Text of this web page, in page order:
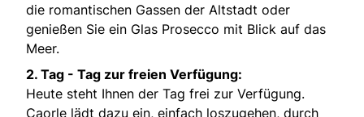
die romantischen Gassen der Altstadt oder
genießen Sie ein Glas Prosecco mit Blick auf das
Meer.
2. Tag - Tag zur freien Verfügung:
Heute steht Ihnen der Tag frei zur Verfügung.
Caorle lädt dazu ein, einfach loszugehen, durch